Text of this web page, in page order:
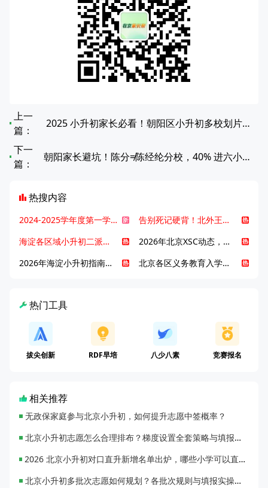
上一
篇：
2025 小升初家长必看！朝阳区小升初多校划片对应中学全览
下一
篇：
朝阳家长避坑！陈分≠陈经纶分校，40% 进六小龙的真实实力揭秘
热搜内容
2024-2025学年度第一学期北京各区期末考试真题试卷汇总
告别死记硬背！北外王牌精读词汇课，帮孩子突破英语词汇难关
海淀各区域小升初二派全攻略合集！区域一至五志愿填报、升学策略详解
2026年北京XSC动态，持续更新中ing...
2026年海淀小升初指南，一文了解招生政策要点
北京各区义务教育入学咨询电话汇总，25年小升初家长提前收藏
热门工具
拔尖创新 RDF早培 八少八素 竞赛报名
相关推荐
无政保家庭参与北京小升初，如何提升志愿中签概率？
北京小升初志愿怎么合理排布？梯度设置全套策略与填报避坑指南
2026 北京小升初对口直升新增名单出炉，哪些小学可以直升优质初中？
北京小升初多批次志愿如何规划？各批次规则与填报实操指南